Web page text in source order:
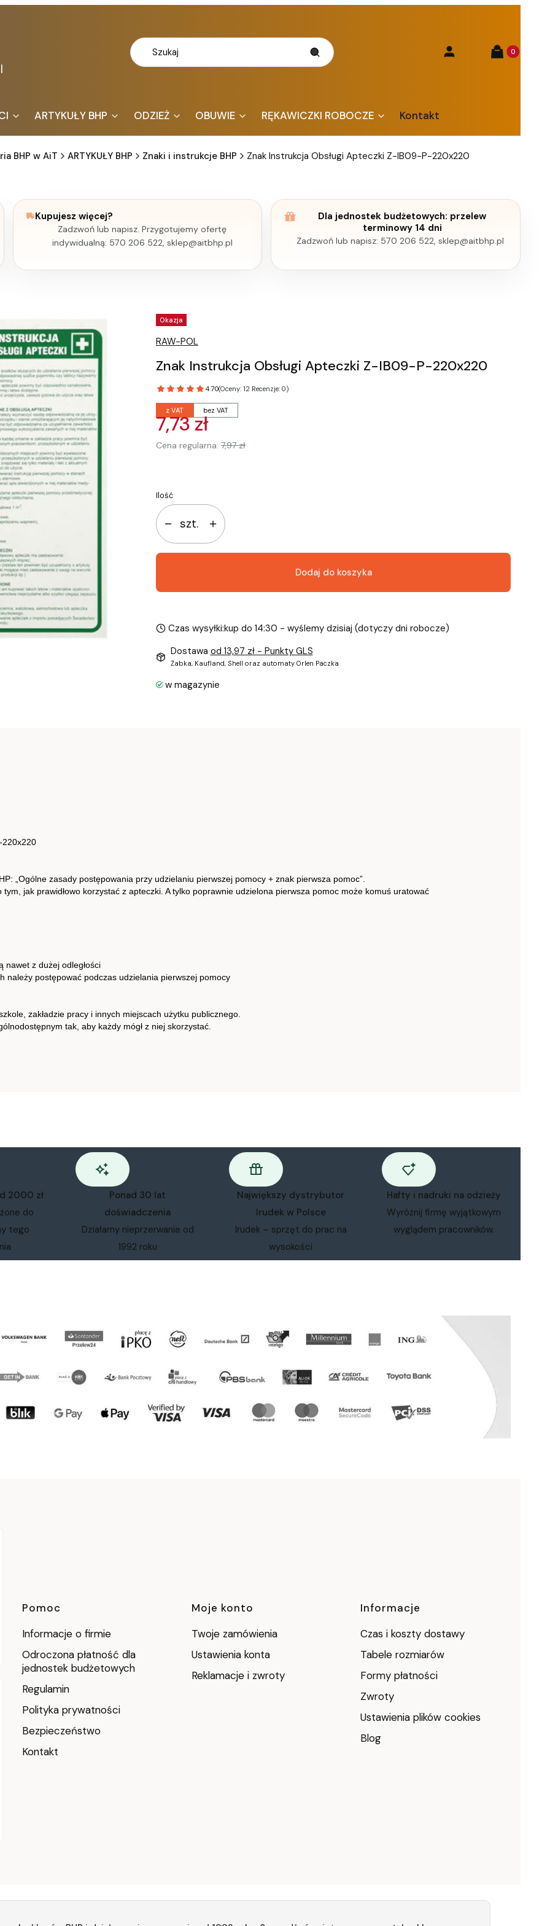
Szukaj Zaloguj się
Produkty w
Koszyk
ARTYKUŁY BHP ODZIEŻ OBUWIE RĘKAWICZKI ROBOCZE Kontakt
BHP w AiT ARTYKUŁY BHP Znaki i instrukcje BHP Znak Instrukcja Obsługi Apteczki Z-IB09-P-220x220
Tagi produktu
Okazja
RAW-POL
Znak Instrukcja Obsługi Apteczki Z-IB09-P-220x220
4.70(Oceny: 12 Recenzje: 0)
z VAT bez VAT
7,73 zł
Cena regularna: 7,97 zł
Ilość
szt.
Dodaj do koszyka
Czas wysyłki:kup do 14:30 - wyślemy dzisiaj (dotyczy dni robocze)
Dostawa od 13,97 zł - Punkty GLS
Żabka, Kaufland, Shell oraz automaty Orlen Paczka
w magazynie
220x220
„Ogólne zasady postępowania przy udzielaniu pierwszej pomocy + znak pierwsza pomoc”.
tym, jak prawidłowo korzystać z apteczki. A tylko poprawnie udzielona pierwsza pomoc może komuś uratować
nawet z dużej odległości
należy postępować podczas udzielania pierwszej pomocy
zakładzie pracy i innych miejscach użytku publicznego.
tak, aby każdy mógł z niej skorzystać.
2000 zł
do
tego
Ponad 30 lat
doświadczenia
Działamy nieprzerwanie od
1992 roku
Największy dystrybutor
Irudek w Polsce
Irudek – sprzęt do prac na
wysokości
Hafty i nadruki na odzieży
Wyróżnij firmę wyjątkowym
wyglądem pracowników.
Linki w stopce
Pomoc
Informacje o firmie
Odroczona płatność dla
jednostek budżetowych
Regulamin
Polityka prywatności
Bezpieczeństwo
Kontakt
Moje konto
Twoje zamówienia
Ustawienia konta
Reklamacje i zwroty
Informacje
Czas i koszty dostawy
Tabele rozmiarów
Formy płatności
Zwroty
Ustawienia plików cookies
Blog